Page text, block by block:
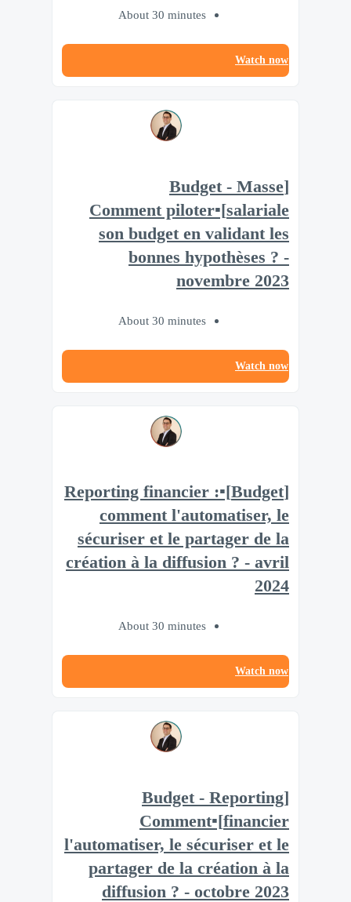
About 30 minutes
Watch now
[Budget - Masse
salariale]▪️Comment piloter
son budget en validant les
bonnes hypothèses ? -
novembre 2023
About 30 minutes
Watch now
[Budget]▪️Reporting financier :
comment l'automatiser, le
sécuriser et le partager de la
création à la diffusion ? - avril
2024
About 30 minutes
Watch now
[Budget - Reporting
financier]▪️Comment
l'automatiser, le sécuriser et le
partager de la création à la
diffusion ? - octobre 2023